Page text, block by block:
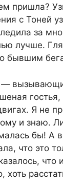
пришла?
с Тоней
за
лучше.
бывшим
Я не
и знаю.
бы! А
что это
что